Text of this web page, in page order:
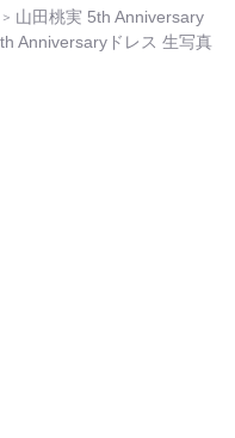
山田桃実 5th Anniversary
Anniversaryドレス 生写真